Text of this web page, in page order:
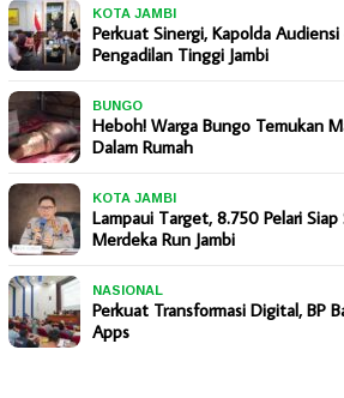
KOTA JAMBI
Perkuat Sinergi, Kapolda
Pengadilan Tinggi Jambi
BUNGO
Heboh! Warga Bungo Temukan
Dalam Rumah
KOTA JAMBI
Lampaui Target, 8.750 Pelari Siap
Merdeka Run Jambi
NASIONAL
Perkuat Transformasi Digital, BP
Apps